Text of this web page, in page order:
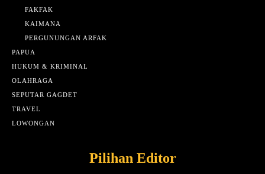
FAKFAK
KAIMANA
PERGUNUNGAN ARFAK
PAPUA
HUKUM & KRIMINAL
OLAHRAGA
SEPUTAR GAGDET
TRAVEL
LOWONGAN
Pilihan Editor